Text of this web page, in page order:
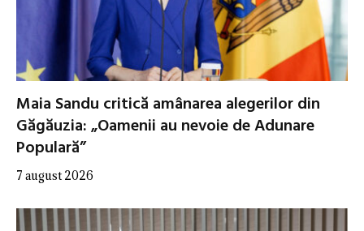
Maia Sandu critică amânarea alegerilor din
Găgăuzia: „Oamenii au nevoie de Adunare
Populară”
7 august 2026